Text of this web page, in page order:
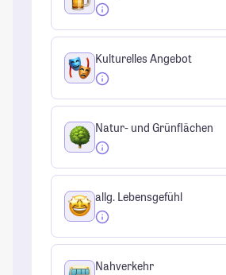
Kulturelles Angebot
Natur- und Grünflächen
allg. Lebensgefühl
Nahverkehr